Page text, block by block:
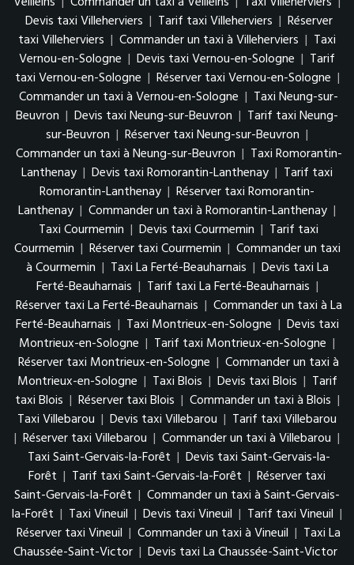
Devis taxi Villeherviers | Tarif taxi Villeherviers | Réserver
taxi Villeherviers | Commander un taxi à Villeherviers | Taxi
Vernou-en-Sologne | Devis taxi Vernou-en-Sologne | Tarif
taxi Vernou-en-Sologne | Réserver taxi Vernou-en-Sologne |
Commander un taxi à Vernou-en-Sologne | Taxi Neung-sur-
Beuvron | Devis taxi Neung-sur-Beuvron | Tarif taxi Neung-
sur-Beuvron | Réserver taxi Neung-sur-Beuvron |
Commander un taxi à Neung-sur-Beuvron | Taxi Romorantin-
Lanthenay | Devis taxi Romorantin-Lanthenay | Tarif taxi
Romorantin-Lanthenay | Réserver taxi Romorantin-
Lanthenay | Commander un taxi à Romorantin-Lanthenay |
Taxi Courmemin | Devis taxi Courmemin | Tarif taxi
Courmemin | Réserver taxi Courmemin | Commander un taxi
à Courmemin | Taxi La Ferté-Beauharnais | Devis taxi La
Ferté-Beauharnais | Tarif taxi La Ferté-Beauharnais |
Réserver taxi La Ferté-Beauharnais | Commander un taxi à La
Ferté-Beauharnais | Taxi Montrieux-en-Sologne | Devis taxi
Montrieux-en-Sologne | Tarif taxi Montrieux-en-Sologne |
Réserver taxi Montrieux-en-Sologne | Commander un taxi à
Montrieux-en-Sologne | Taxi Blois | Devis taxi Blois | Tarif
taxi Blois | Réserver taxi Blois | Commander un taxi à Blois |
Taxi Villebarou | Devis taxi Villebarou | Tarif taxi Villebarou
| Réserver taxi Villebarou | Commander un taxi à Villebarou |
Taxi Saint-Gervais-la-Forêt | Devis taxi Saint-Gervais-la-
Forêt | Tarif taxi Saint-Gervais-la-Forêt | Réserver taxi
Saint-Gervais-la-Forêt | Commander un taxi à Saint-Gervais-
la-Forêt | Taxi Vineuil | Devis taxi Vineuil | Tarif taxi Vineuil |
Réserver taxi Vineuil | Commander un taxi à Vineuil | Taxi La
Chaussée-Saint-Victor | Devis taxi La Chaussée-Saint-Victor